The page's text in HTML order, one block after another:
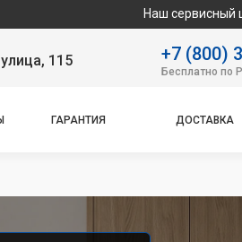
Наш сервисный центр
115 +7 (800)
Бесплатно по
ГАРАНТИЯ ДОСТАВКА